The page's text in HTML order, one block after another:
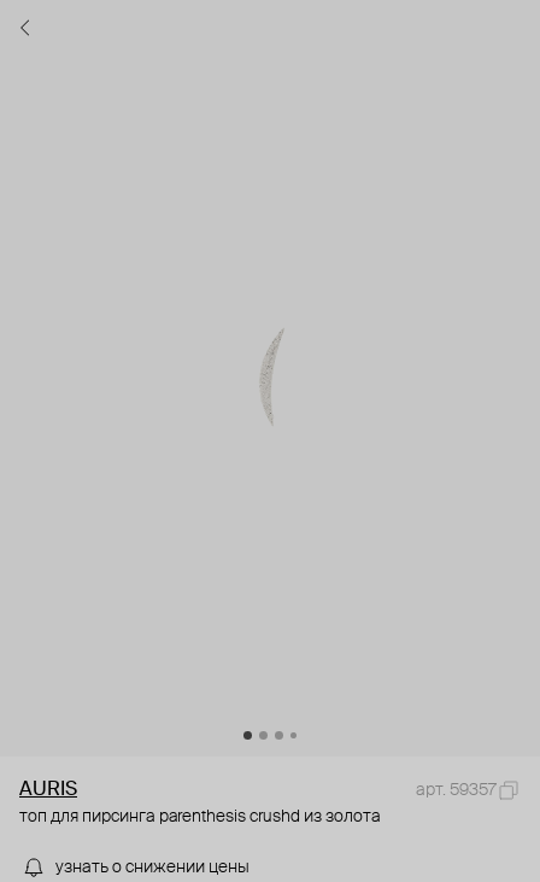
AURIS
арт. 59357
топ для пирсинга parenthesis crushd из золота
узнать о снижении цены